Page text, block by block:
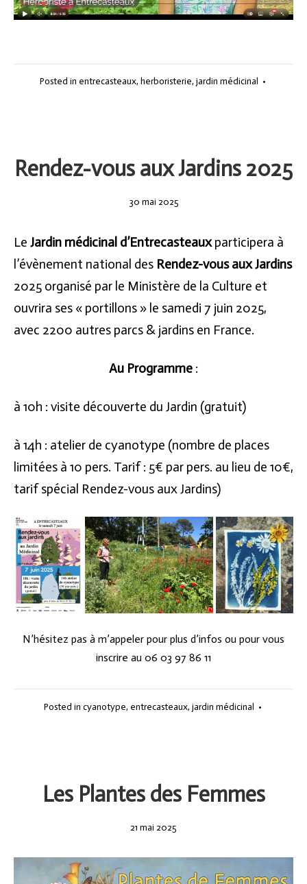
Posted in entrecasteaux, herboristerie, jardin médicinal •
Rendez-vous aux Jardins 2025
30 mai 202530
Le Jardin médicinal d’Entrecasteauxparticipera à
l’évènement national des Rendez-vous aux Jardins
2025 organisé par le Ministère de la Culture et
ouvrira ses « portillons » le samedi 7 juin 2025,
avec 2200 autres parcs & jardins en France.
Au Programme :
à 10h : visite découverte du Jardin (gratuit)
à 14h : atelier de cyanotype (nombre de places
limitées à 10 pers. Tarif : 5€ par pers. au lieu de 10€,
tarif spécial Rendez-vous aux Jardins)
N’hésitez pas à m’appeler pour plus d’infos ou pour vous
inscrire au 06 03 97 86 11
Posted in cyanotype, entrecasteaux, jardin médicinal •
Les Plantes des Femmes
21 mai 2025
2025